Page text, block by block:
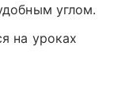
углом.
на уроках